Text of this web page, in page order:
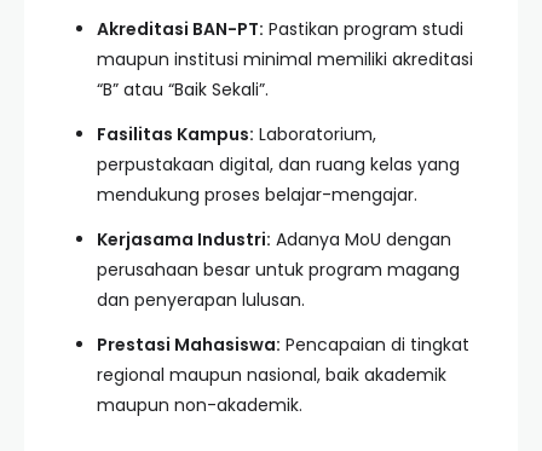
Akreditasi BAN-PT: Pastikan program studi
maupun institusi minimal memiliki akreditasi
“B” atau “Baik Sekali”.
Fasilitas Kampus: Laboratorium,
perpustakaan digital, dan ruang kelas yang
mendukung proses belajar-mengajar.
Kerjasama Industri: Adanya MoU dengan
perusahaan besar untuk program magang
dan penyerapan lulusan.
Prestasi Mahasiswa: Pencapaian di tingkat
regional maupun nasional, baik akademik
maupun non-akademik.